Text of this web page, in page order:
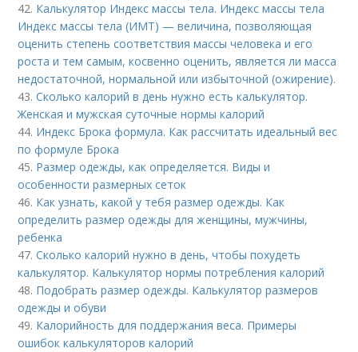
42. Калькулятор Индекс массы тела. Индекс массы тела
Индекс массы тела (ИМТ) — величина, позволяющая
оценить степень соответствия массы человека и его
роста и тем самым, косвенно оценить, является ли масса
недостаточной, нормальной или избыточной (ожирение).
43.Сколько калорий в день нужно есть калькулятор.
Женская и мужская суточные нормы калорий
44. Индекс Брока формула. Как рассчитать идеальный вес
по формуле Брока
45. Размер одежды, как определяется. Виды и
особенности размерных сеток
46. Как узнать, какой у тебя размер одежды. Как
определить размер одежды для женщины, мужчины,
ребенка
47.Сколько калорий нужно в день, чтобы похудеть
калькулятор. Калькулятор нормы потребления калорий
48. Подобрать размер одежды. Калькулятор размеров
одежды и обуви
49. Калорийность для поддержания веса. Примеры
ошибок калькуляторов калорий